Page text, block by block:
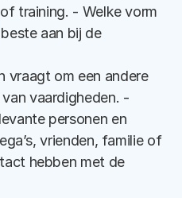
training. - Welke vorm
aan bij de
vraagt om een andere
vaardigheden. -
personen en
vrienden, familie of
hebben met de